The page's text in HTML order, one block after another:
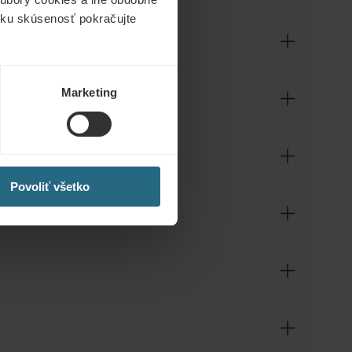
skúsenosť pokračujte
Marketing
Povoliť všetko
Lázně, prípadne viac ako 14 nocí v mestách
Piešťany alebo Smrdáky, prípadne viac ako
procedúry. Prehliadka/vyšetrenie sa
výsledky so sebou.
Rumunska). V niektorých našich hoteloch